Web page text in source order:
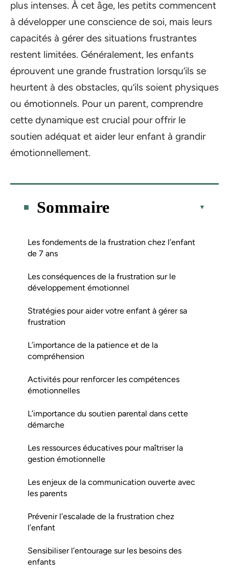
plus intenses. À cet âge, les petits commencent
à développer une conscience de soi, mais leurs
capacités à gérer des situations frustrantes
restent limitées. Généralement, les enfants
éprouvent une grande frustration lorsqu’ils se
heurtent à des obstacles, qu’ils soient physiques
ou émotionnels. Pour un parent, comprendre
cette dynamique est crucial pour offrir le
soutien adéquat et aider leur enfant à grandir
émotionnellement.
Sommaire
Les fondements de la frustration chez l’enfant
de 7 ans
Les conséquences de la frustration sur le
développement émotionnel
Stratégies pour aider votre enfant à gérer sa
frustration
L’importance de la patience et de la
compréhension
Activités pour renforcer les compétences
émotionnelles
L’importance du soutien parental dans cette
démarche
Les ressources éducatives pour maîtriser la
gestion émotionnelle
Les enjeux de la communication ouverte avec
les parents
Prévenir l’escalade de la frustration chez
l’enfant
Sensibiliser l’entourage sur les besoins des
enfants